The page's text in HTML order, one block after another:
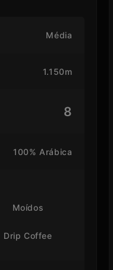
Média
1.150m
8
100% Arábica
Moídos
Drip Coffee